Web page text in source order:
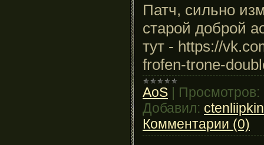
Патч, сильно
старой доброй
тут - https://
frofen-trone-
AoS | Просмотров:
Добавил:
Комментарии (0)